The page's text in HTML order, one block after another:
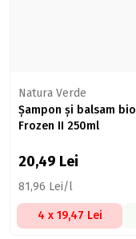
Natura Verde
Șampon și balsam bio
Frozen II 250ml
20,49 Lei
81,96 Lei/l
4 x 19,47 Lei